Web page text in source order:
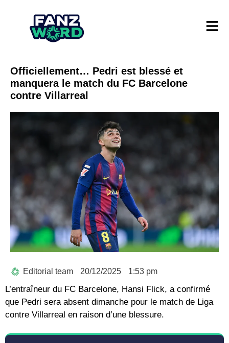
Officiellement… Pedri est blessé et
manquera le match du FC Barcelone
contre Villarreal
Editorial team 20/12/2025 1:53 pm
L’entraîneur du FC Barcelone, Hansi Flick, a confirmé
que Pedri sera absent dimanche pour le match de Liga
contre Villarreal en raison d’une blessure.